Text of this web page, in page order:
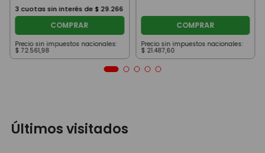
3 cuotas sin interés de $ 29.266
COMPRAR
Precio sin impuestos nacionales:
$ 72.561,98
COMPRAR
Precio sin impuestos nacionales:
$ 21.487,60
Últimos visitados